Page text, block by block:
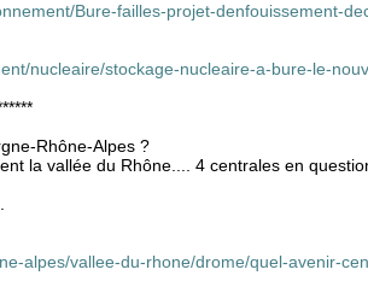
Bure-failles-projet-denfouissement-
nucleaire/stockage-nucleaire-a-bure-le-
Rhône-Alpes ?
la vallée du Rhône.... 4 centrales en
alpes/vallee-du-rhone/drome/quel-avenir-